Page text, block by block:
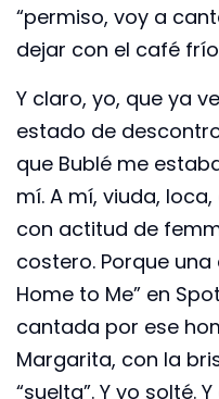
“permiso, voy a
dejar con el café
Y claro, yo, que ya
estado de
que Bublé me
mí. A mí, viuda,
con actitud de
costero. Porque una
Home to Me” en
cantada por ese
Margarita, con la
“suelta”. Y yo solté.